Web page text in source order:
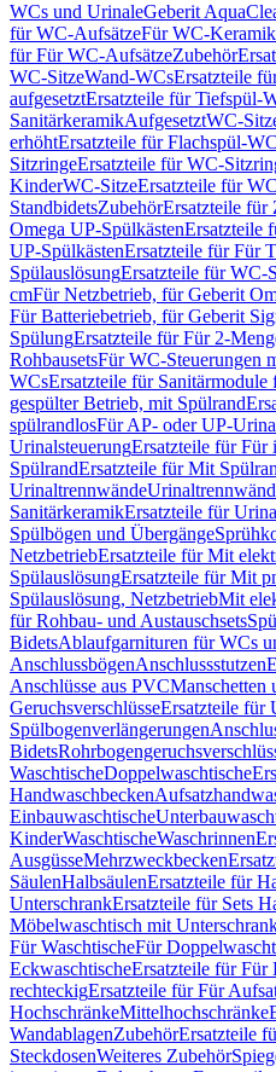
WCs und UrinaleGeberit
für WC-AufsätzeFür WC-
für Für WC-AufsätzeZubehör
WC-SitzeWand-WCsErsatzteile
aufgesetztErsatzteile für Tiefspül-
SanitärkeramikAufgesetztWC-
erhöhtErsatzteile für Flachspül-
SitzringeErsatzteile für WC-
KinderWC-SitzeErsatzteile für
StandbidetsZubehörErsatzteile für
Omega UP-SpülkästenErsatzteile
UP-SpülkästenErsatzteile für Für
SpülauslösungErsatzteile für WC-
cmFür Netzbetrieb, für Geberit
Für Batteriebetrieb, für Geberit
SpülungErsatzteile für Für 2-
RohbausetsFür WC-Steuerungen
WCsErsatzteile für Sanitärmodule
gespülter Betrieb, mit Spülrand
spülrandlosFür AP- oder UP-
UrinalsteuerungErsatzteile für Für
SpülrandErsatzteile für Mit
Urinaltrennwände
SanitärkeramikErsatzteile für
Spülbögen und Übergänge
NetzbetriebErsatzteile für Mit
SpülauslösungErsatzteile für Mit
Spülauslösung, NetzbetriebMit
für Rohbau- und Austauschsets
BidetsAblaufgarnituren für WCs
AnschlussbögenAnschlussstutzen
Anschlüsse aus PVCManschetten
GeruchsverschlüsseErsatzteile für
Spülbogenverlängerungen
Bidets
WaschtischeDoppelwaschtische
Handwaschbecken
Einbauwaschtische
KinderWaschtischeWaschrinnen
AusgüsseMehrzweckbecken
SäulenHalbsäulenErsatzteile für
UnterschrankErsatzteile für Sets
Möbelwaschtisch mit
Für WaschtischeFür
EckwaschtischeErsatzteile für Für
rechteckigErsatzteile für Für
HochschränkeMittelhochschränke
WandablagenZubehörErsatzteile
SteckdosenWeiteres Zubehör